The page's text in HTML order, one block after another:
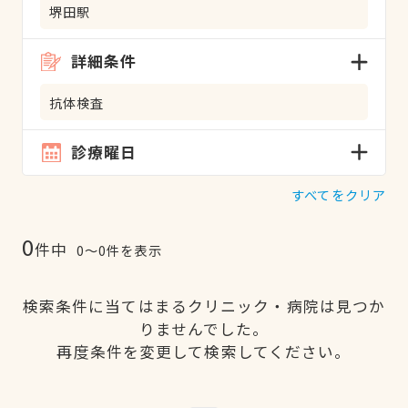
堺田駅
詳細条件
抗体検査
診療曜日
すべてをクリア
0件中 0〜0件を表示
検索条件に当てはまるクリニック・病院は見つか
りませんでした。
再度条件を変更して検索してください。